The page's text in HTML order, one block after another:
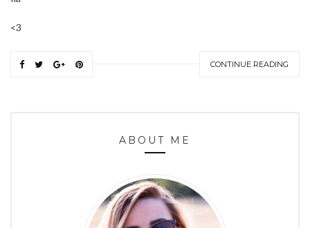
<3
CONTINUE READING
ABOUT ME